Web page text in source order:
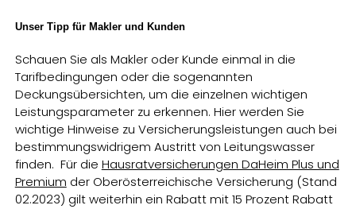
Unser Tipp für Makler und Kunden
Schauen Sie als Makler oder Kunde einmal in die
Tarifbedingungen oder die sogenannten
Deckungsübersichten, um die einzelnen wichtigen
Leistungsparameter zu erkennen. Hier werden Sie
wichtige Hinweise zu Versicherungsleistungen auch bei
bestimmungswidrigem Austritt von Leitungswasser
finden. Für die Hausratversicherungen DaHeim Plus und
Premium der Oberösterreichische Versicherung (Stand
02.2023) gilt weiterhin ein Rabatt mit 15 Prozent Rabatt